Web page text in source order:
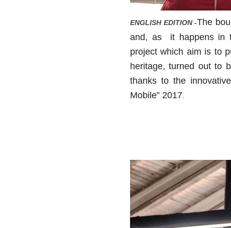
ENGLISH EDITION -The
and, as it happens in
project which aim is to
heritage, turned out to
thanks to the
Mobile” 2017.